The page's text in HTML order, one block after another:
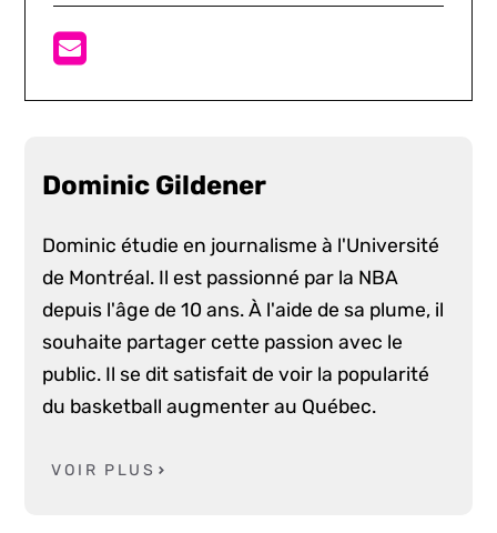
Dominic Gildener
Dominic étudie en journalisme à l'Université
de Montréal. Il est passionné par la NBA
depuis l'âge de 10 ans. À l'aide de sa plume, il
souhaite partager cette passion avec le
public. Il se dit satisfait de voir la popularité
du basketball augmenter au Québec.
VOIR PLUS